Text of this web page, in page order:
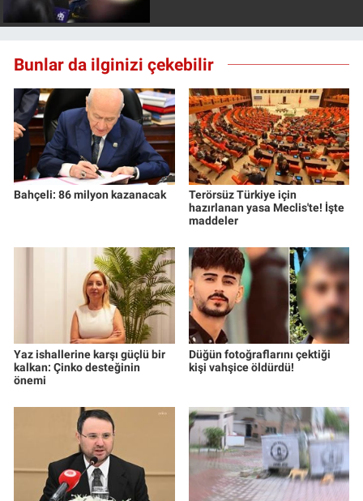
Bunlar da ilginizi çekebilir
Bahçeli: 86 milyon kazanacak
Terörsüz Türkiye için
hazırlanan yasa Meclis'te! İşte
maddeler
Yaz ishallerine karşı güçlü bir
kalkan: Çinko desteğinin
önemi
Düğün fotoğraflarını çektiği
kişi vahşice öldürdü!